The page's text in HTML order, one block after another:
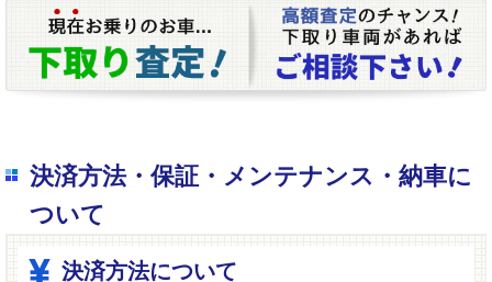
決済方法・保証・メンテナンス・納車に
ついて
決済方法について